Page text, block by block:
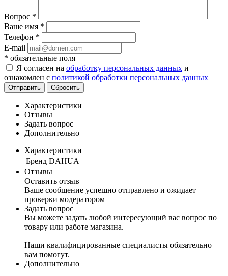
Вопрос *
Ваше имя *
Телефон *
E-mail
* обязательные поля
Я согласен на обработку персональных данных и
ознакомлен с политикой обработки персональных данных
Отправить Сбросить
Характеристики
Отзывы
Задать вопрос
Дополнительно
Характеристики
Бренд DAHUA
Отзывы
Оставить отзыв
Ваше сообщение успешно отправлено и ожидает
проверки модератором
Задать вопрос
Вы можете задать любой интересующий вас вопрос по
товару или работе магазина.
Наши квалифицированные специалисты обязательно
вам помогут.
Дополнительно